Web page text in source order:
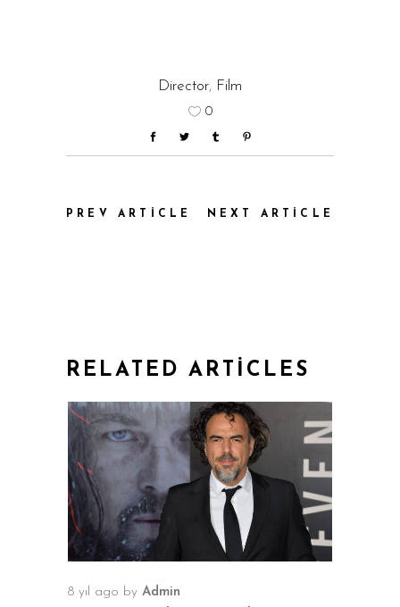
Director, Film
0
PREV ARTICLE NEXT ARTICLE
RELATED ARTICLES
8 yıl ago by Admin